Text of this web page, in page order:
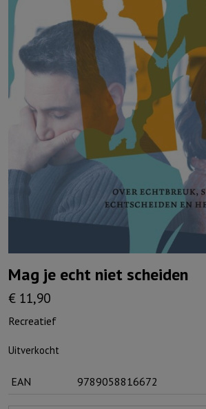
Mag je echt niet scheiden
€ 11,90
Recreatief
Uitverkocht
EAN 9789058816672